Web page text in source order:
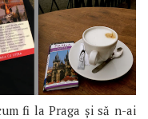
fi la Praga și să n-ai